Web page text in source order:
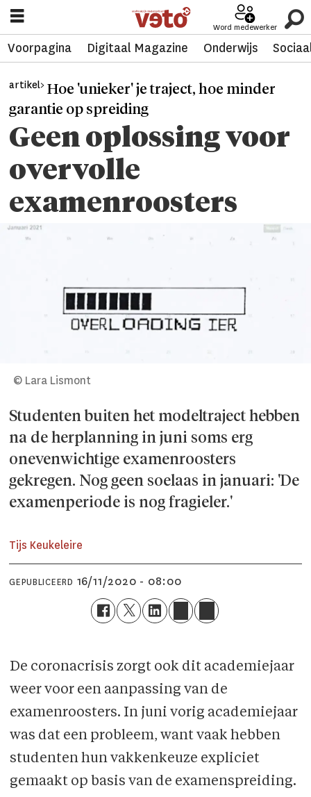
Word medewerker
Voorpagina Digitaal Magazine Onderwijs
artikel> Hoe 'unieker' je traject, hoe minder
garantie op spreiding
Geen oplossing voor
overvolle
examenroosters
© Lara Lismont
Studenten buiten het modeltraject hebben
na de herplanning in juni soms erg
onevenwichtige examenroosters
gekregen. Nog geen soelaas in januari: 'De
examenperiode is nog fragieler.'
Tijs Keukeleire
GEPUBLICEERD 16/11/2020 - 08:00
De coronacrisis zorgt ook dit academiejaar
weer voor een aanpassing van de
examenroosters. In juni vorig academiejaar
was dat een probleem, want vaak hebben
studenten hun vakkenkeuze expliciet
gemaakt op basis van de examenspreiding.